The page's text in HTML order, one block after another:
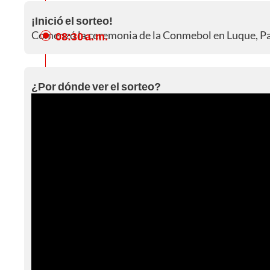
¡Inició el sorteo!
Comenzó la ceremonia de la Conmebol en Luque,
08:30 a. m.
¿Por dónde ver el sorteo?